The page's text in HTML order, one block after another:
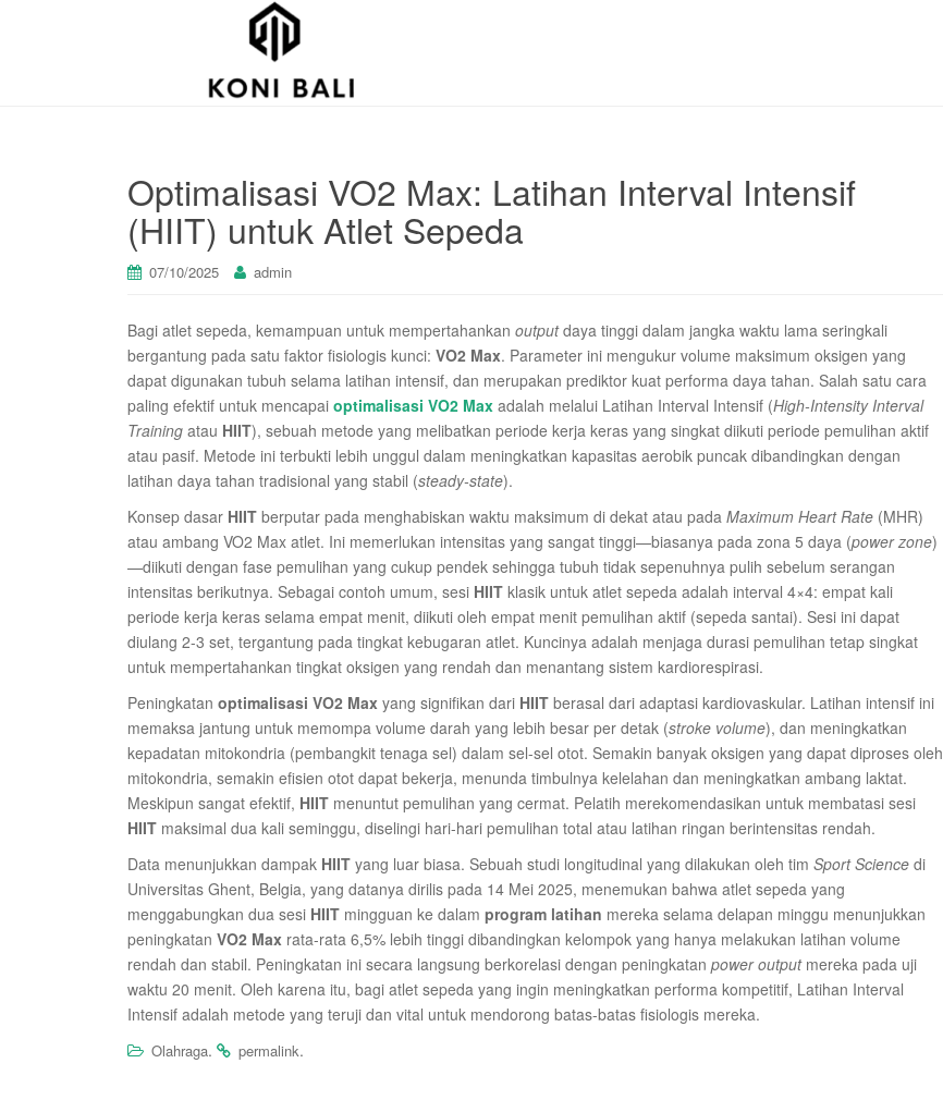
Optimalisasi VO2 Max: Latihan Interval Intensif
(HIIT) untuk Atlet Sepeda
07/10/2025 admin
Bagi atlet sepeda, kemampuan untuk mempertahankan outputdaya tinggi dalam jangka waktu lama seringkali
bergantung pada satu faktor fisiologis kunci: VO2 Max. Parameter ini mengukur volume maksimum oksigen yang
dapat digunakan tubuh selama latihan intensif, dan merupakan prediktor kuat performa daya tahan. Salah satu cara
paling efektif untuk mencapai optimalisasi VO2 Max adalah melalui Latihan Interval Intensif (High-Intensity Interval
Training atau HIIT), sebuah metode yang melibatkan periode kerja keras yang singkat diikuti periode pemulihan aktif
atau pasif. Metode ini terbukti lebih unggul dalam meningkatkan kapasitas aerobik puncak dibandingkan dengan
latihan daya tahan tradisional yang stabil (steady-state).
Konsep dasar HIIT berputar pada menghabiskan waktu maksimum di dekat atau pada Maximum Heart Rate (MHR)
atau ambang VO2 Max atlet. Ini memerlukan intensitas yang sangat tinggi—biasanya pada zona 5 daya (power zone)
—diikuti dengan fase pemulihan yang cukup pendek sehingga tubuh tidak sepenuhnya pulih sebelum serangan
intensitas berikutnya. Sebagai contoh umum, sesi HIIT klasik untuk atlet sepeda adalah interval 4×4: empat kali
periode kerja keras selama empat menit, diikuti oleh empat menit pemulihan aktif (sepeda santai). Sesi ini dapat
diulang 2-3 set, tergantung pada tingkat kebugaran atlet. Kuncinya adalah menjaga durasi pemulihan tetap singkat
untuk mempertahankan tingkat oksigen yang rendah dan menantang sistem kardiorespirasi.
Peningkatan optimalisasi VO2 Max yang signifikan dari HIIT berasal dari adaptasi kardiovaskular. Latihan intensif ini
memaksa jantung untuk memompa volume darah yang lebih besar per detak (stroke volume), dan meningkatkan
kepadatan mitokondria (pembangkit tenaga sel) dalam sel-sel otot. Semakin banyak oksigen yang dapat diproses oleh
mitokondria, semakin efisien otot dapat bekerja, menunda timbulnya kelelahan dan meningkatkan ambang laktat.
Meskipun sangat efektif, HIIT menuntut pemulihan yang cermat. Pelatih merekomendasikan untuk membatasi sesi
HIIT maksimal dua kali seminggu, diselingi hari-hari pemulihan total atau latihan ringan berintensitas rendah.
Data menunjukkan dampak HIIT yang luar biasa. Sebuah studi longitudinal yang dilakukan oleh tim Sport Science di
Universitas Ghent, Belgia, yang datanya dirilis pada 14 Mei 2025, menemukan bahwa atlet sepeda yang
menggabungkan dua sesi HIIT mingguan ke dalam program latihan mereka selama delapan minggu menunjukkan
peningkatan VO2 Max rata-rata 6,5% lebih tinggi dibandingkan kelompok yang hanya melakukan latihan volume
rendah dan stabil. Peningkatan ini secara langsung berkorelasi dengan peningkatan power outputmereka pada uji
waktu 20 menit. Oleh karena itu, bagi atlet sepeda yang ingin meningkatkan performa kompetitif, Latihan Interval
Intensif adalah metode yang teruji dan vital untuk mendorong batas-batas fisiologis mereka.
Olahraga. permalink.